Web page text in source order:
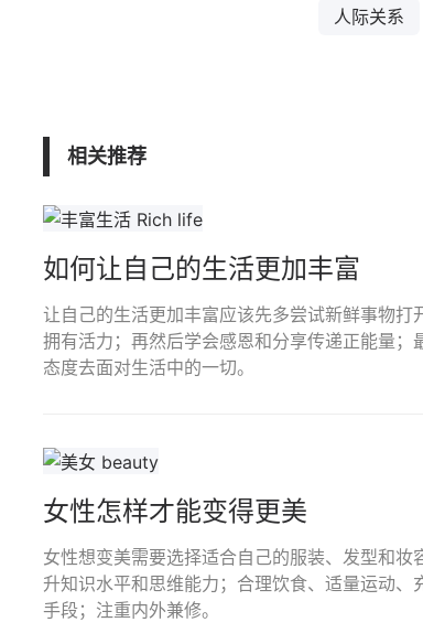
人际关系
相关推荐
如何让自己的生活更加丰富
让自己的生活更加丰富应该先多尝试新鲜事物
拥有活力；再然后学会感恩和分享传递正能量
态度去面对生活中的一切。
女性怎样才能变得更美
女性想变美需要选择适合自己的服装、发型和
升知识水平和思维能力；合理饮食、适量运动
手段；注重内外兼修。